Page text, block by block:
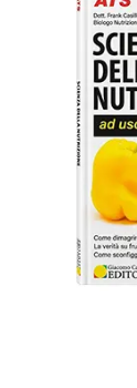
come lo